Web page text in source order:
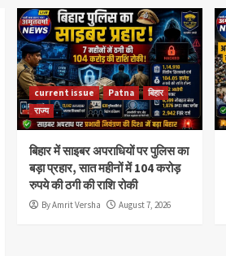
current issue Patna
बिहार
राज्य
बिहार में साइबर अपराधियों पर पुलिस का
बड़ा प्रहार, सात महीनों में 104 करोड़
रुपये की ठगी की राशि रोकी
By Amrit Versha August 7, 2026